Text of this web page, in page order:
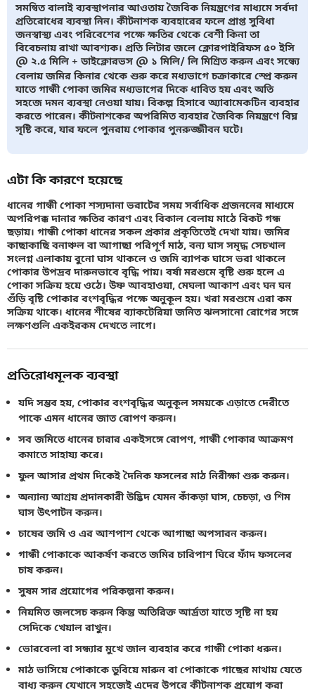
সমন্বিত বালাই ব্যবস্থাপনার আওতায় জৈবিক নিয়ন্ত্রণের মাধ্যমে সর্বদা
প্রতিরোধের ব্যবস্থা নিন। কীটনাশক ব্যবহারের ফলে প্রাপ্ত সুবিধা
জনস্বাস্থ্য এবং পরিবেশের পক্ষে ক্ষতির থেকে বেশী কিনা তা
বিবেচনায় রাখা আবশ্যক। প্রতি লিটার জলে ক্লোরপাইরিফস ৫০ ইসি
@ ২.৫ মিলি + ডাইক্লোরভস @ ১ মিলি/ লি মিশ্রিত করুন এবং সন্ধ্যে
বেলায় জমির কিনার থেকে শুরু করে মধ্যভাগে চক্রাকারে স্প্রে করুন
যাতে গান্ধী পোকা জমির মধ্যভাগের দিকে ধাবিত হয় এবং অতি
সহজে দমন ব্যবস্থা নেওয়া যায়। বিকল্প হিসাবে অ্যাবামেকটিন ব্যবহার
করতে পারেন। কীটনাশকের অপরিমিত ব্যবহার জৈবিক নিয়ন্ত্রণে বিঘ্ন
সৃষ্টি করে, যার ফলে পুনরায় পোকার পুনরুজ্জীবন ঘটে।
এটা কি কারণে হয়েছে
ধানের গান্ধী পোকা শস্যদানা ভরাটের সময় সর্বাধিক প্রজননের মাধ্যমে
অপরিপক্ক দানার ক্ষতির কারণ এবং বিকাল বেলায় মাঠে বিকট গন্ধ
ছড়ায়। গান্ধী পোকা ধানের সকল প্রকার প্রকৃতিতেই দেখা যায়। জমির
কাছাকাছি বনাঞ্চল বা আগাছা পরিপূর্ণ মাঠ, বন্য ঘাস সমৃদ্ধ সেচখাল
সংলগ্ন এলাকায় বুনো ঘাস থাকলে ও জমি ব্যাপক ঘাসে ভরা থাকলে
পোকার উপদ্রব দারুনভাবে বৃদ্ধি পায়। বর্ষা মরশুমে বৃষ্টি শুরু হলে এ
পোকা সক্রিয় হয়ে ওঠে। উষ্ণ আবহাওয়া, মেঘলা আকাশ এবং ঘন ঘন
গুঁড়ি বৃষ্টি পোকার বংশবৃদ্ধির পক্ষে অনুকূল হয়। খরা মরশুমে এরা কম
সক্রিয় থাকে। ধানের শীষের ব্যাকটেরিয়া জনিত ঝলসানো রোগের সঙ্গে
লক্ষণগুলি একইরকম দেখতে লাগে।
প্রতিরোধমূলক ব্যবস্থা
যদি সম্ভব হয়, পোকার বংশবৃদ্ধির অনুকূল সময়কে এড়াতে দেরীতে
পাকে এমন ধানের জাত রোপণ করুন।
সব জমিতে ধানের চারার একইসঙ্গে রোপণ, গান্ধী পোকার আক্রমণ
কমাতে সাহায্য করে।
ফুল আসার প্রথম দিকেই দৈনিক ফসলের মাঠ নিরীক্ষা শুরু করুন।
অন্যান্য আশ্রয় প্রদানকারী উদ্ভিদ যেমন কাঁকড়া ঘাস, চেচড়া, ও শিম
ঘাস উৎপাটন করুন।
চাষের জমি ও এর আশপাশ থেকে আগাছা অপসারন করুন।
গান্ধী পোকাকে আকর্ষণ করতে জমির চারিপাশ ঘিরে ফাঁদ ফসলের
চাষ করুন।
সুষম সার প্রয়োগের পরিকল্পনা করুন।
নিয়মিত জলসেচ করুন কিন্তু অতিরিক্ত আর্দ্রতা যাতে সৃষ্টি না হয়
সেদিকে খেয়াল রাখুন।
ভোরবেলা বা সন্ধ্যার মুখে জাল ব্যবহার করে গান্ধী পোকা ধরুন।
মাঠ ভাসিয়ে পোকাকে ডুবিয়ে মারুন বা পোকাকে গাছের মাথায় যেতে
বাধ্য করুন যেখানে সহজেই এদের উপরে কীটনাশক প্রয়োগ করা